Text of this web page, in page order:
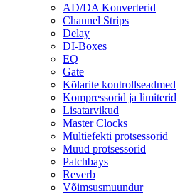
AD/DA Konverterid
Channel Strips
Delay
DI-Boxes
EQ
Gate
Kõlarite kontrollseadmed
Kompressorid ja limiterid
Lisatarvikud
Master Clocks
Multiefekti protsessorid
Muud protsessorid
Patchbays
Reverb
Võimsusmuundur